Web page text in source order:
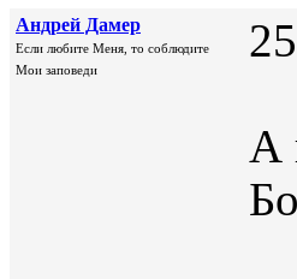
Андрей Дамер
Если любите Меня, то соблюдите
Мои заповеди
А